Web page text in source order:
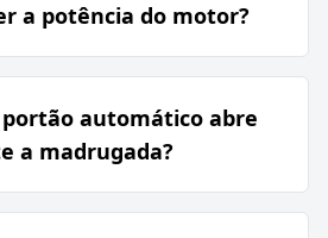
a potência do motor?
automático abre
a madrugada?